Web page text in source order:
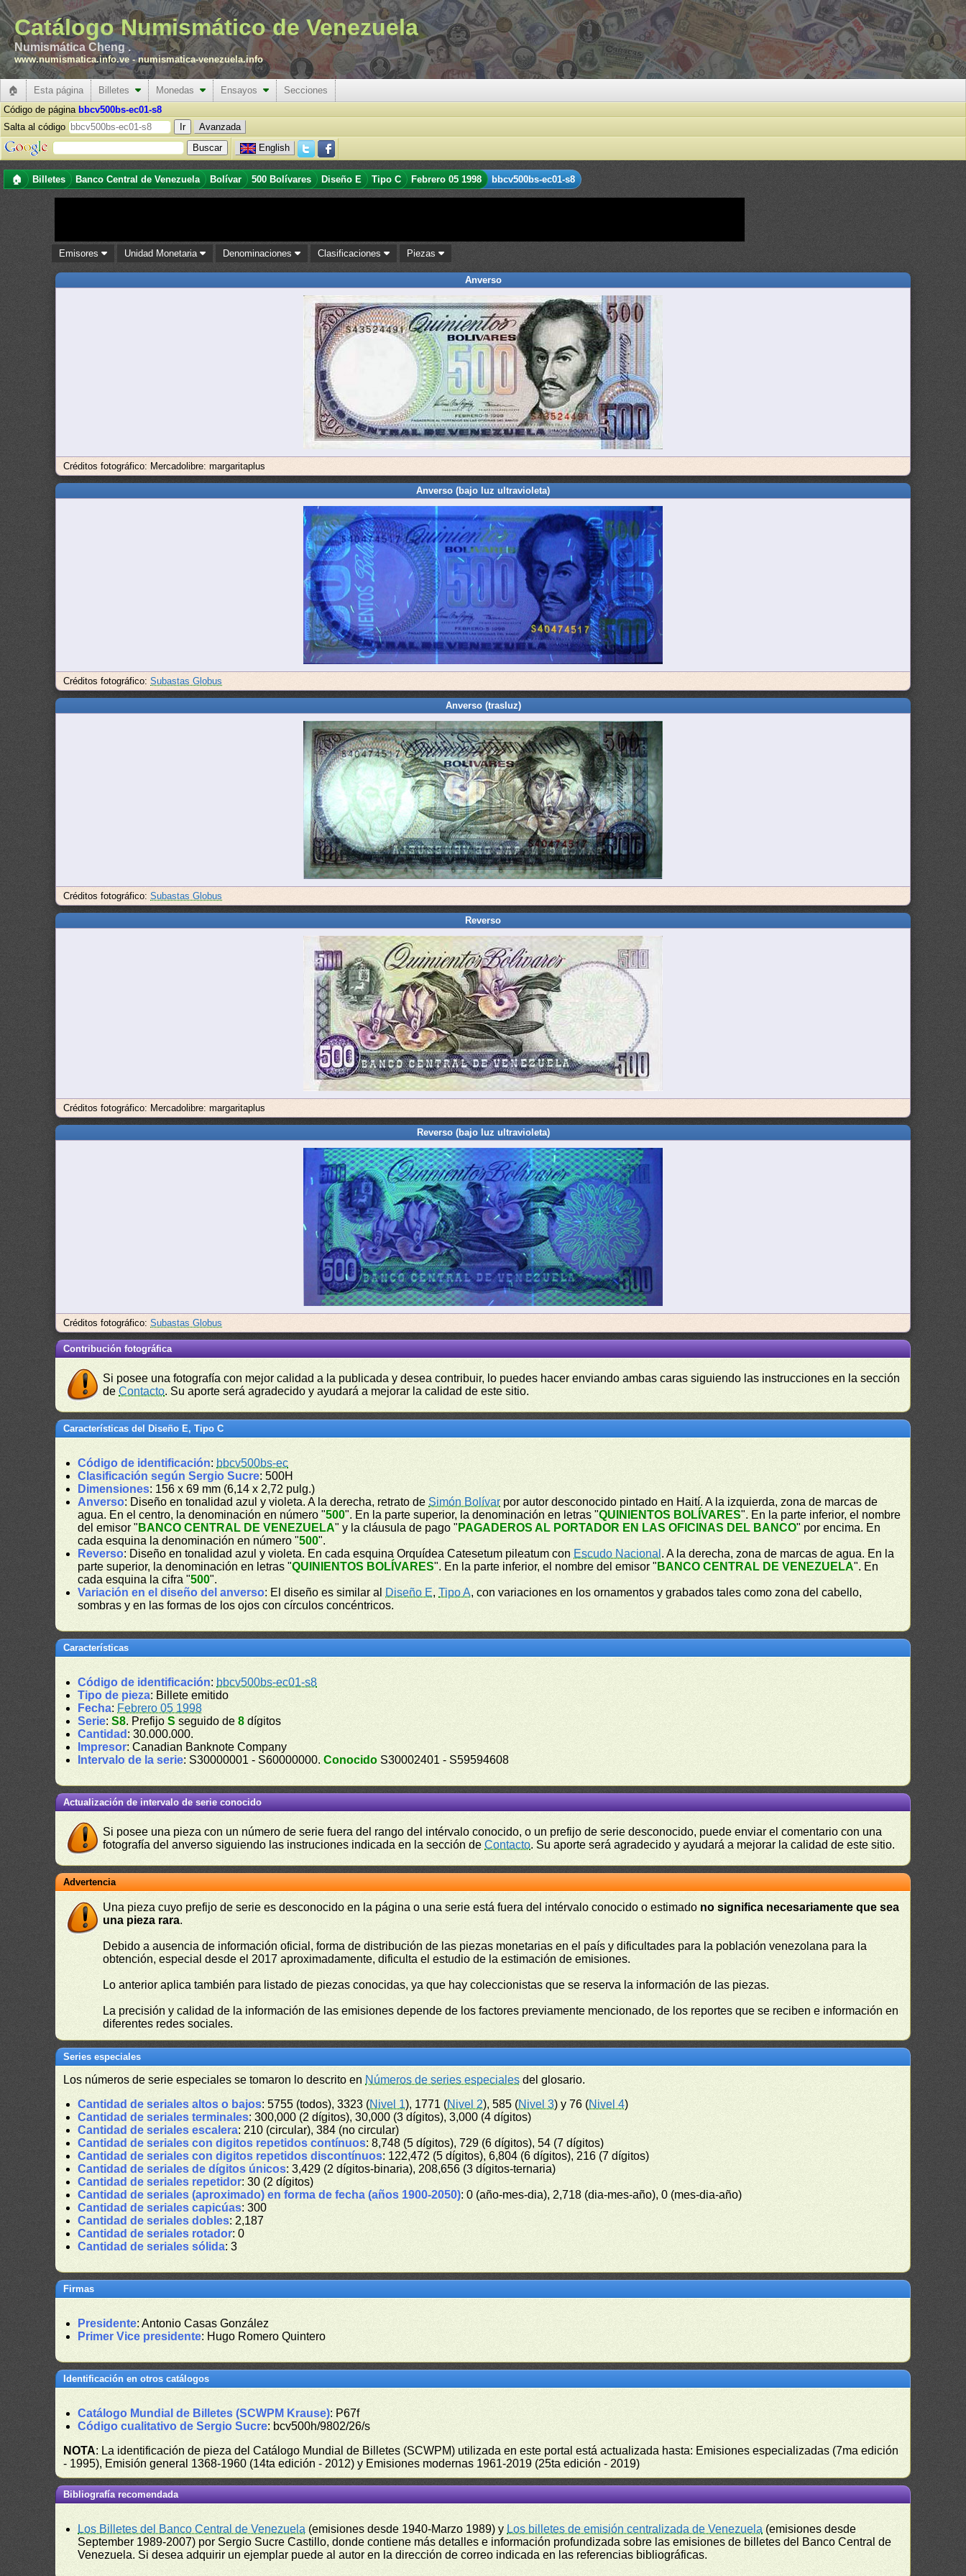
Catálogo Numismático de Venezuela
Numismática Cheng .
www.numismatica.info.ve -numismatica-venezuela.info
🏠 Esta página Billetes Monedas Ensayos
Secciones
Código de página bbcv500bs-ec01-s8
Salta al código
Avanzada
English
🏠 Billetes Banco Central de Venezuela Bolívar 500 Bolívares Diseño E Tipo C Febrero 05 1998 bbcv500bs-ec01-s8
Emisores Unidad Monetaria Denominaciones Clasificaciones Piezas
Anverso
Créditos fotográfico: Mercadolibre: margaritaplus
Anverso (bajo luz ultravioleta)
Créditos fotográfico:Subastas Globus
Anverso (trasluz)
Créditos fotográfico:Subastas Globus
Reverso
Créditos fotográfico: Mercadolibre: margaritaplus
Reverso (bajo luz ultravioleta)
Créditos fotográfico:Subastas Globus
Contribución fotográfica
Si posee una fotografía con mejor calidad a la publicada y desea contribuir, lo puedes hacer enviando ambas caras siguiendo las instrucciones en la sección
deContacto. Su aporte será agradecido y ayudará a mejorar la calidad de este sitio.
Características del Diseño E, Tipo C
Código de identificación: bbcv500bs-ec
Clasificación según Sergio Sucre: 500H
Dimensiones: 156 x 69 mm (6,14 x 2,72 pulg.)
Anverso: Diseño en tonalidad azul y violeta. A la derecha, retrato de Simón Bolívarpor autor desconocido pintado en Haití. A la izquierda, zona de marcas de
agua. En el centro, la denominación en número "500". En la parte superior, la denominación en letras "QUINIENTOS BOLÍVARES". En la parte inferior, el nombre
del emisor " BANCO CENTRAL DE VENEZUELA" y la cláusula de pago " PAGADEROS AL PORTADOR EN LAS OFICINAS DEL BANCO" por encima. En
cada esquina la denominación en número "500".
Reverso: Diseño en tonalidad azul y violeta. En cada esquina Orquídea Catesetum pileatum con Escudo Nacional . A la derecha, zona de marcas de agua. En la
parte superior, la denominación en letras "QUINIENTOS BOLÍVARES". En la parte inferior, el nombre del emisor " BANCO CENTRAL DE VENEZUELA". En
cada esquina la cifra "500".
Variación en el diseño del anverso: El diseño es similar al Diseño E,Tipo A, con variaciones en los ornamentos y grabados tales como zona del cabello,
sombras y en las formas de los ojos con círculos concéntricos.
Características
Código de identificación: bbcv500bs-ec01-s8
Tipo de pieza: Billete emitido
Fecha: Febrero 05 1998
Serie:S8. PrefijoS seguido de8 dígitos
Cantidad : 30.000.000.
Impresor: Canadian Banknote Company
Intervalo de la serie: S30000001 - S60000000.Conocido S30002401 - S59594608
Actualización de intervalo de serie conocido
Si posee una pieza con un número de serie fuera del rango del intérvalo conocido, o un prefijo de serie desconocido, puede enviar el comentario con una
fotografía del anverso siguiendo las instruciones indicada en la sección deContacto. Su aporte será agradecido y ayudará a mejorar la calidad de este sitio.
Advertencia
Una pieza cuyo prefijo de serie es desconocido en la página o una serie está fuera del intérvalo conocido o estimado no significa necesariamente que sea
una pieza rara.
Debido a ausencia de información oficial, forma de distribución de las piezas monetarias en el país y dificultades para la población venezolana para la
obtención, especial desde el 2017 aproximadamente, dificulta el estudio de la estimación de emisiones.
Lo anterior aplica también para listado de piezas conocidas, ya que hay coleccionistas que se reserva la información de las piezas.
La precisión y calidad de la información de las emisiones depende de los factores previamente mencionado, de los reportes que se reciben e información en
diferentes redes sociales.
Series especiales
Los números de serie especiales se tomaron lo descrito en Números de series especiales del glosario.
Cantidad de seriales altos o bajos: 5755 (todos), 3323 (Nivel 1), 1771 (Nivel 2), 585 (Nivel 3) y 76 (Nivel 4)
Cantidad de seriales terminales: 300,000 (2 dígitos), 30,000 (3 dígitos), 3,000 (4 dígitos)
Cantidad de seriales escalera: 210 (circular), 384 (no circular)
Cantidad de seriales con digitos repetidos contínuos: 8,748 (5 dígitos), 729 (6 dígitos), 54 (7 dígitos)
Cantidad de seriales con digitos repetidos discontínuos: 122,472 (5 dígitos), 6,804 (6 dígitos), 216 (7 dígitos)
Cantidad de seriales de dígitos únicos: 3,429 (2 dígitos-binaria), 208,656 (3 dígitos-ternaria)
Cantidad de seriales repetidor: 30 (2 dígitos)
Cantidad de seriales (aproximado) en forma de fecha (años 1900-2050): 0 (año-mes-dia), 2,718 (dia-mes-año), 0 (mes-dia-año)
Cantidad de seriales capicúas: 300
Cantidad de seriales dobles: 2,187
Cantidad de seriales rotador: 0
Cantidad de seriales sólida: 3
Firmas
Presidente: Antonio Casas González
Primer Vice presidente: Hugo Romero Quintero
Identificación en otros catálogos
Catálogo Mundial de Billetes (SCWPM Krause): P67f
Código cualitativo de Sergio Sucre: bcv500h/9802/26/s
NOTA: La identificación de pieza del Catálogo Mundial de Billetes (SCWPM) utilizada en este portal está actualizada hasta: Emisiones especializadas (7ma edición
- 1995), Emisión general 1368-1960 (14ta edición - 2012) y Emisiones modernas 1961-2019 (25ta edición - 2019)
Bibliografía recomendada
Los Billetes del Banco Central de Venezuela (emisiones desde 1940-Marzo 1989) y Los billetes de emisión centralizada de Venezuela (emisiones desde
September 1989-2007) por Sergio Sucre Castillo, donde contiene más detalles e información profundizada sobre las emisiones de billetes del Banco Central de
Venezuela. Si desea adquirir un ejemplar puede al autor en la dirección de correo indicada en las referencias bibliográficas.